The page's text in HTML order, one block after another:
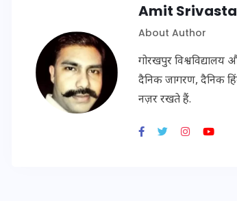
Amit
About Author
गोरखपुर
दैनिक जागरण, दैनिक
नज़र रखते हैं.
इस सप्ताह का राशिफल:
क्या कहते हैं आपके सितारे
अगस्त से 31 अगस्त)